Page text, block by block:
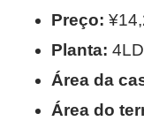
Preço:
Planta:
Área da
Área do